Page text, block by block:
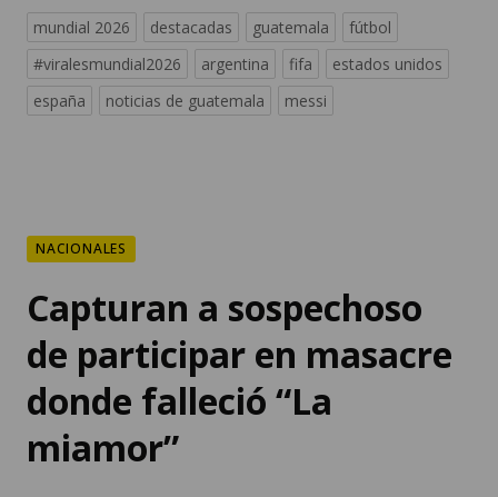
mundial 2026 destacadas guatemala
fútbol
#viralesmundial2026
argentina fifa
estados unidos
españa
noticias de guatemala messi
NACIONALES
Capturan a sospechoso
de participar en masacre
donde falleció “La
miamor”